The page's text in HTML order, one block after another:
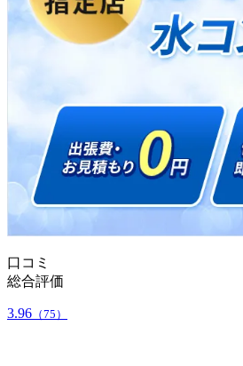
口コミ
総合評価
3.96 （75）